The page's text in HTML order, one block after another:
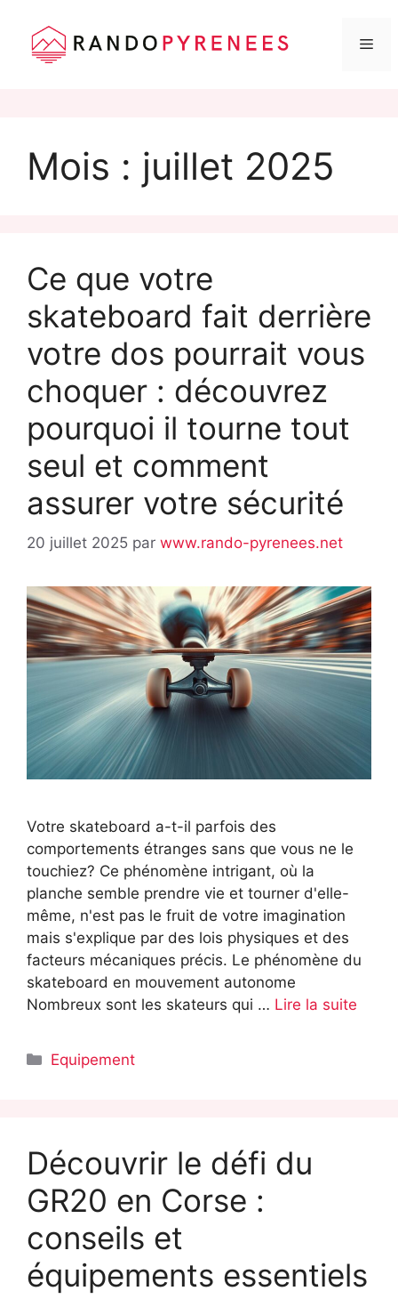
contenuMois : juillet 2025
Ce que votre
skateboard fait derrière
votre dos pourrait vous
choquer : découvrez
pourquoi il tourne tout
seul et comment
assurer votre sécurité
20 juillet 2025 par www.rando-pyrenees.net
Votre skateboard a-t-il parfois des
comportements étranges sans que vous ne le
touchiez? Ce phénomène intrigant, où la
planche semble prendre vie et tourner d'elle-
même, n'est pas le fruit de votre imagination
mais s'explique par des lois physiques et des
facteurs mécaniques précis. Le phénomène du
skateboard en mouvement autonome
Nombreux sont les skateurs qui … Lire la suite
Catégories
Equipement
Découvrir le défi du
GR20 en Corse :
conseils et
équipements essentiels